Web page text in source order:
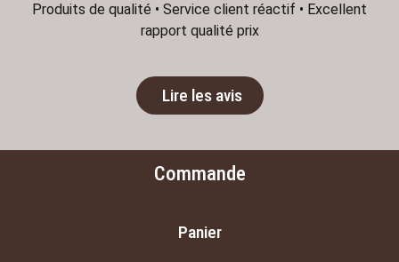
Produits de qualité • Service client réactif • Excellent
rapport qualité prix
Lire les avis
Commande
Panier